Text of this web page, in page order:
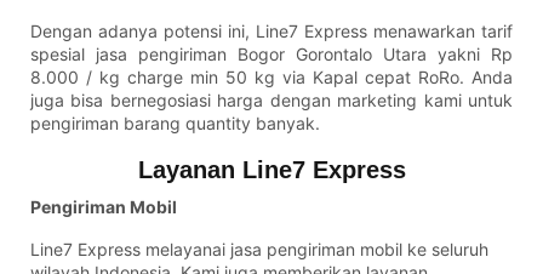
Dengan adanya potensi ini, Line7 Express menawarkan tarif
spesial jasa pengiriman Bogor Gorontalo Utara yakni Rp
8.000 / kg charge min 50 kg via Kapal cepat RoRo. Anda
juga bisa bernegosiasi harga dengan marketing kami untuk
pengiriman barang quantity banyak.
Layanan Line7 Express
Pengiriman Mobil
Line7 Express melayanai jasa pengiriman mobil ke seluruh